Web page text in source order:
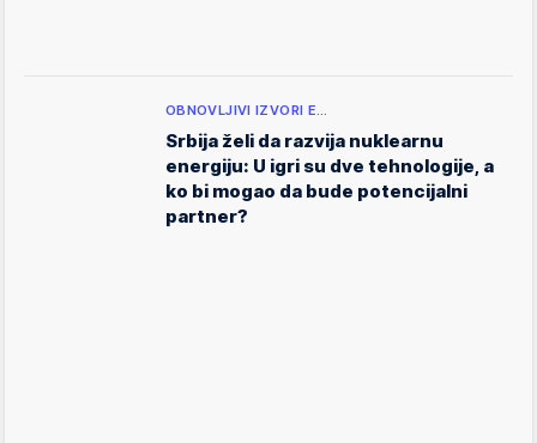
OBNOVLJIVI IZVORI E…
Srbija želi da razvija nuklearnu
energiju: U igri su dve tehnologije, a
ko bi mogao da bude potencijalni
partner?